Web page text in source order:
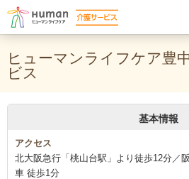
ヒューマンライフケア豊
ビス
基本情報
アクセス
北大阪急行「桃山台駅」より徒歩12分／
車 徒歩1分